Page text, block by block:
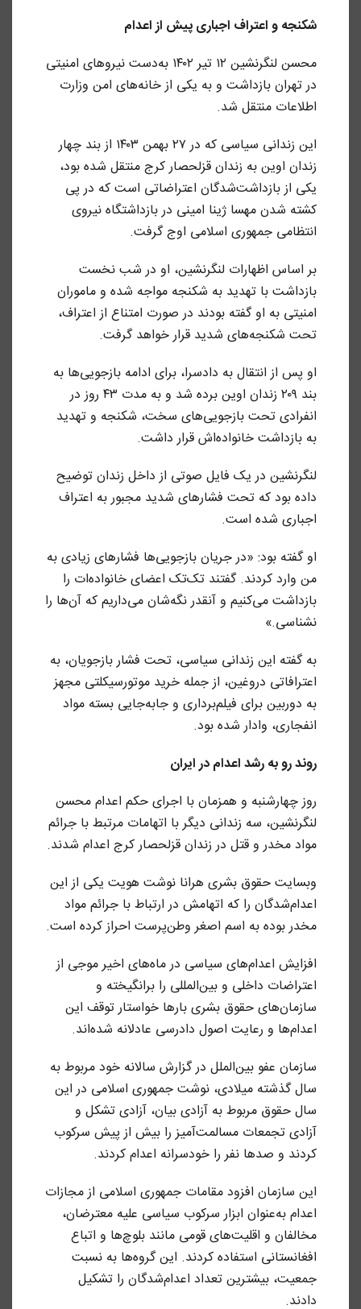
شکنجه و اعتراف اجباری پیش از اعدام
محسن لنگرنشین ۱۲ تیر ۱۴۰۲ به‌دست نیروهای امنیتی
در تهران بازداشت و به یکی از خانه‌های امن وزارت
اطلاعات منتقل شد.
این زندانی سیاسی که در ۲۷ بهمن ۱۴۰۳ از بند چهار
زندان اوین به زندان قزلحصار کرج منتقل شده بود،
یکی از بازداشت‌شدگان اعتراضاتی است که در پی
کشته شدن مهسا ژینا امینی در بازداشتگاه نیروی
انتظامی جمهوری اسلامی اوج گرفت.
بر اساس اظهارات لنگرنشین، او در شب نخست
بازداشت با تهدید به شکنجه مواجه شده و ماموران
امنیتی به او گفته‌ بودند در صورت امتناع از اعتراف،
تحت شکنجه‌های شدید قرار خواهد گرفت.
او پس از انتقال به دادسرا، برای ادامه بازجویی‌ها به
بند ۲۰۹ زندان اوین برده شد و به مدت ۴۳ روز در
انفرادی تحت بازجویی‌های سخت، شکنجه و تهدید
به بازداشت خانواده‌اش قرار داشت.
لنگرنشین در یک فایل صوتی از داخل زندان توضیح
داده بود که تحت فشارهای شدید مجبور به اعتراف
اجباری شده است.
او گفته بود: «در جریان بازجویی‌ها فشارهای زیادی به
من وارد کردند. گفتند تک‌تک اعضای خانواده‌ات را
بازداشت می‌کنیم و آنقدر نگه‌شان می‌داریم که آن‌ها را
نشناسی.»
به گفته این زندانی سیاسی، تحت فشار بازجویان، به
اعترافاتی دروغین، از جمله خرید موتورسیکلتی مجهز
به دوربین برای فیلم‌برداری و جابه‌جایی بسته مواد
انفجاری، وادار شده بود.
روند رو به رشد اعدام در ایران
روز چهارشنبه و همزمان با اجرای حکم اعدام محسن
لنگرنشین، سه زندانی دیگر با اتهامات مرتبط با جرائم
مواد مخدر و قتل در زندان قزلحصار کرج اعدام شدند.
وبسایت حقوق بشری هرانا نوشت هویت یکی از این
اعدام‌شدگان را که اتهامش در ارتباط با جرائم مواد
مخدر بوده به اسم اصغر وطن‌پرست احراز کرده است.
افزایش اعدام‌های سیاسی در ماه‌های اخیر موجی از
اعتراضات داخلی و بین‌المللی را برانگیخته و
سازمان‌های حقوق بشری بارها خواستار توقف این
اعدام‌ها و رعایت اصول دادرسی عادلانه شده‌اند.
سازمان عفو بین‌الملل در گزارش سالانه خود مربوط به
سال گذشته میلادی، نوشت جمهوری اسلامی در این
سال حقوق مربوط به آزادی بیان، آزادی تشکل و
آزادی تجمعات مسالمت‌آمیز را بیش از پیش سرکوب
کردند و صدها نفر را خودسرانه اعدام کردند.
این سازمان افزود مقامات جمهوری اسلامی از مجازات
اعدام به‌عنوان ابزار سرکوب سیاسی علیه معترضان،
مخالفان و اقلیت‌های قومی مانند بلوچ‌ها و اتباع
افغانستانی استفاده کردند. این گروه‌ها به نسبت
جمعیت، بیشترین تعداد اعدام‌شدگان را تشکیل
دادند.